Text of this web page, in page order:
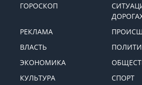
ГОРОСКОП
РЕКЛАМА
ВЛАСТЬ
ЭКОНОМИКА
КУЛЬТУРА
СПОРТ